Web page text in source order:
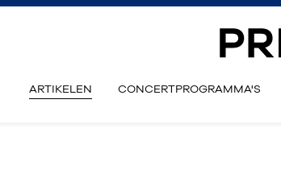
ARTIKELEN CONCERTPROGRAMMA'S